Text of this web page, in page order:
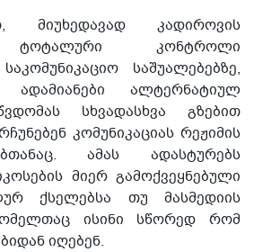
მიუხედავად კადიროვის
ტოტალური კონტროლი
საშუალებებზე,
ადამიანები ალტერნატიულ
სხვადასხვა გზებით
კომუნიკაციას რეჟიმის
ამას ადასტურებს
მიერ გამოქვეყნებული
ქსელებსა თუ მასმედიის
ისინი სწორედ რომ
იღებენ.